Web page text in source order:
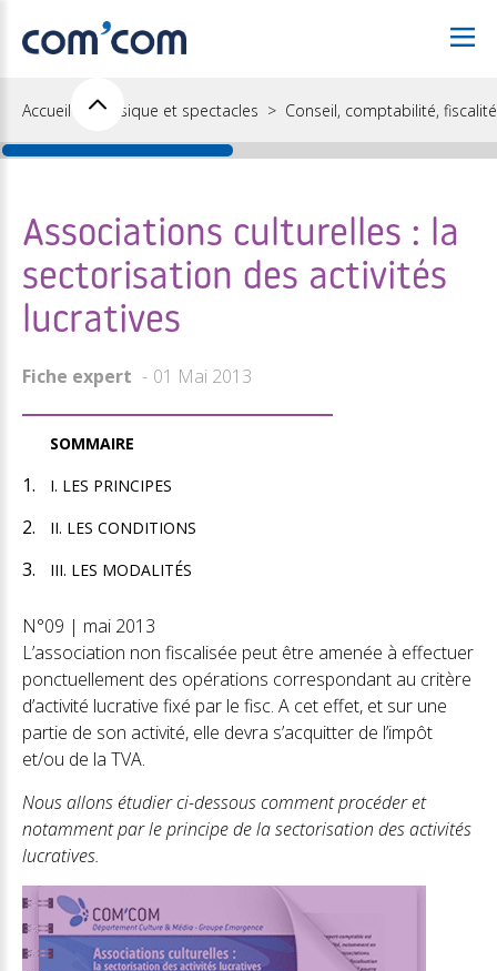
Accueil Musique et spectacles Conseil, comptabilité, fiscalité
Associations culturelles : la
sectorisation des activités
lucratives
Fiche expert 01 Mai 2013
SOMMAIRE
I. LES PRINCIPES
II. LES CONDITIONS
III. LES MODALITÉS
N°09 | mai 2013
L’association non fiscalisée peut être amenée à effectuer
ponctuellement des opérations correspondant au critère
d’activité lucrative fixé par le fisc. A cet effet, et sur une
partie de son activité, elle devra s’acquitter de l’impôt
et/ou de la TVA.
Nous allons étudier ci-dessous comment procéder et
notamment par le principe de la sectorisation des activités
lucratives.